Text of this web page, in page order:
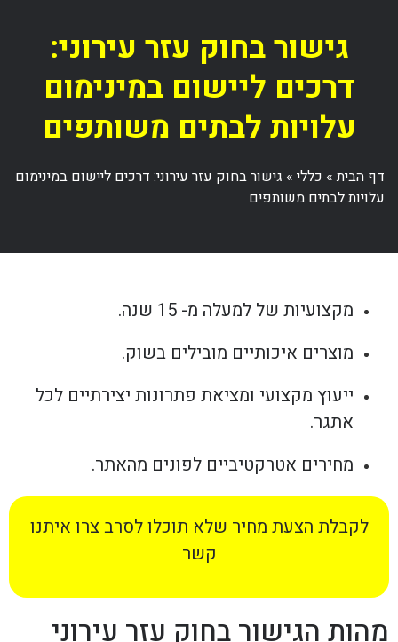
גישור בחוק עזר עירוני:
דרכים ליישום במינימום
עלויות לבתים משותפים
דף הבית» כללי» גישור בחוק עזר עירוני: דרכים ליישום במינימום
עלויות לבתים משותפים
מקצועיות של למעלה מ- 15 שנה.
מוצרים איכותיים מובילים בשוק.
ייעוץ מקצועי ומציאת פתרונות יצירתיים לכל
אתגר.
מחירים אטרקטיביים לפונים מהאתר.
לקבלת הצעת מחיר שלא תוכלו לסרב צרו איתנו
קשר
מהות הגישור בחוק עזר עירוני